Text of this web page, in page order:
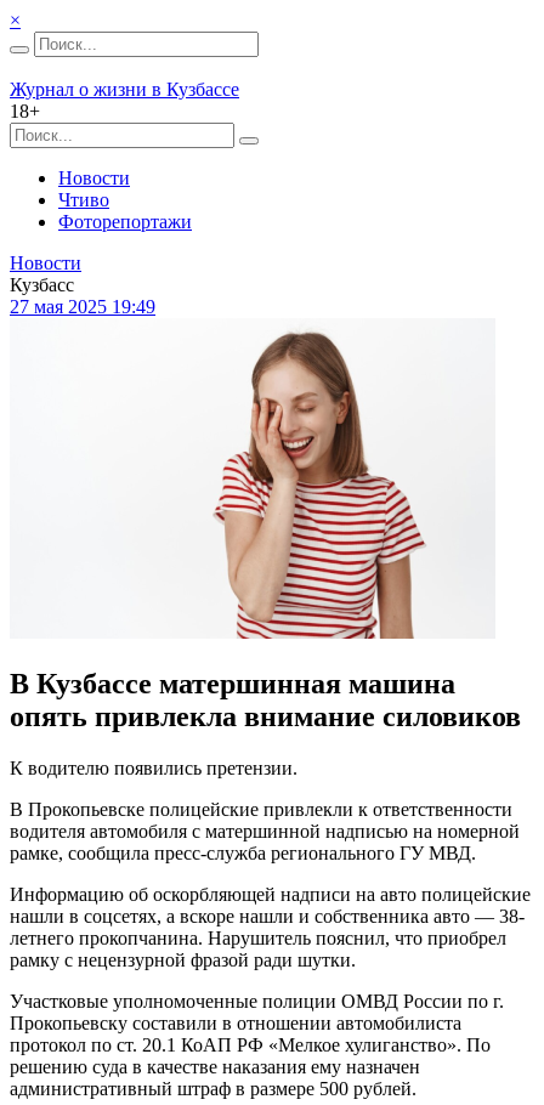
×
Журнал о жизни в Кузбассе
18+
Новости
Чтиво
Фоторепортажи
Новости
Кузбасс
27 мая 2025 19:49
В Кузбассе матершинная машина
опять привлекла внимание силовиков
К водителю появились претензии.
В Прокопьевске полицейские привлекли к ответственности
водителя автомобиля с матершинной надписью на номерной
рамке, сообщила пресс-служба регионального ГУ МВД.
Информацию об оскорбляющей надписи на авто полицейские
нашли в соцсетях, а вскоре нашли и собственника авто — 38-
летнего прокопчанина. Нарушитель пояснил, что приобрел
рамку с нецензурной фразой ради шутки.
Участковые уполномоченные полиции ОМВД России по г.
Прокопьевску составили в отношении автомобилиста
протокол по ст. 20.1 КоАП РФ «Мелкое хулиганство». По
решению суда в качестве наказания ему назначен
административный штраф в размере 500 рублей.